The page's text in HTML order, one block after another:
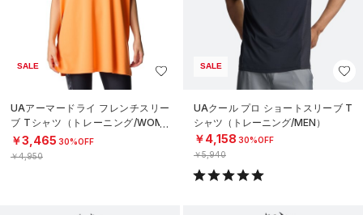
SALE
UAアーマードライ フレンチスリー
ブ Tシャツ（トレーニング/WOME
N）
￥3,465 30%OFF
￥4,950
SALE
UAクール プロ ショートスリーブ T
シャツ（トレーニング/MEN）
￥4,158 30%OFF
￥5,940